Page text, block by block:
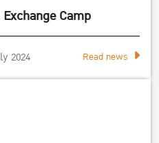
Camp
2024 Read news